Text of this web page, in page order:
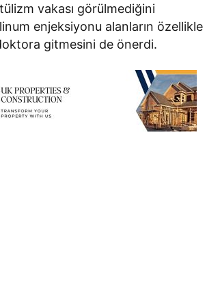
vakası görülmediğini
enjeksiyonu alanların özellikle
gitmesini de önerdi.